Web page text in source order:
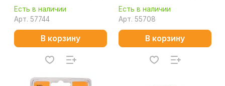
Material (1 шт.) BOSCH
2608662579
Есть в наличии
Арт. 57744
В корзину
ПРАКТИКА 240-270
Есть в наличии
Арт. 55708
В корзину